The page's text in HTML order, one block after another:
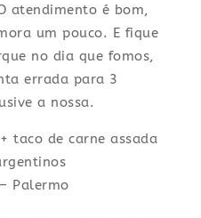
atendimento é bom,
um pouco. E fique
no dia que fomos,
errada para 3
a nossa.
taco de carne assada
Palermo